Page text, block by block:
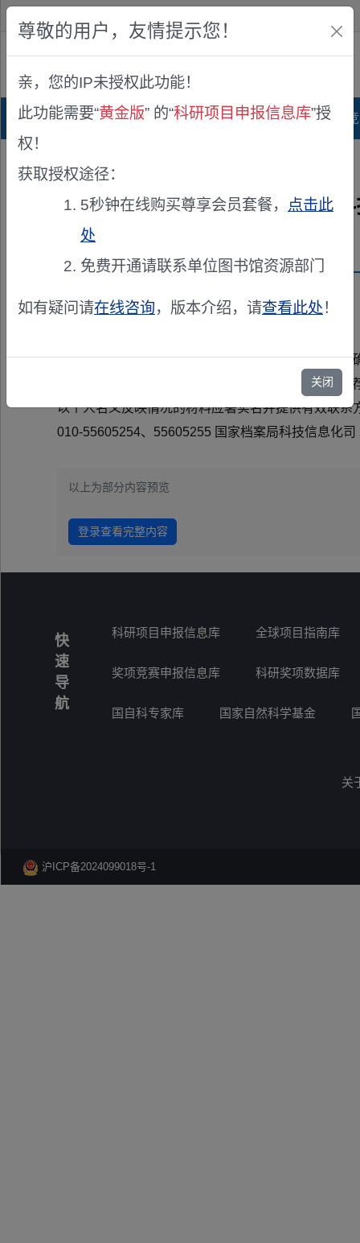
公众版
首页 科研项目库 项目指南库 奖项
2026年度国家档案局拟立项
发布机构：
经国家档案局科技项目立项评议委员会评议
日至5月11日。 公示期内如对项目有异议，可通过
以个人名义反映情况的材料应署实名并提供有效联
010-55605254、55605255 国家档案局科技信息化司
以上为部分内容预览
登录查看完整内容
快
速
导
航
科研项目申报信息库 全球项目指南库
奖项竞赛申报信息库 科研奖项数据库
国自科专家库 国家自然科学基金
关
沪ICP备2024099018号-1
尊敬的用户，友情提示您！
亲，您的IP未授权此功能！
此功能需要“黄金版” 的“科研项目申报信息库”授
权！
获取授权途径：
5秒钟在线购买尊享会员套餐， 点击此
处
免费开通请联系单位图书馆资源部门
如有疑问请在线咨询，版本介绍，请查看此处！
关闭